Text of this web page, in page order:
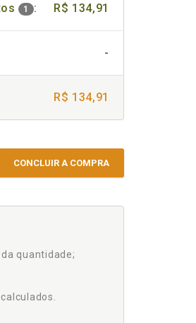
1 : R$ 134,91
-
R$ 134,91
CONCLUIR A COMPRA
quantidade;